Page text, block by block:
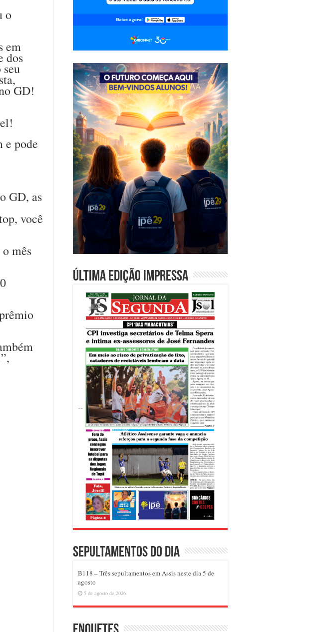
o
em
dos
GD!
e pode
GD, as
você
mês
Última edição impressa
Sepultamentos do dia
B118 – Três sepultamentos em Assis neste dia 5 de
agosto
5 de agosto de 2026